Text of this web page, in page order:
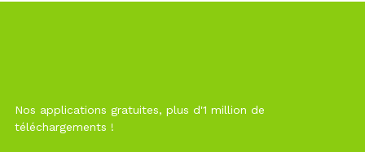
Nos applications gratuites, plus d'1 million de
téléchargements !